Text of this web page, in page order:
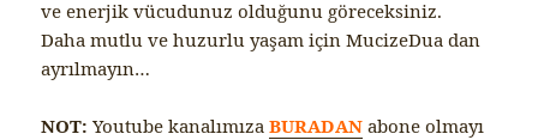
ve enerjik vücudunuz olduğunu göreceksiniz.
Daha mutlu ve huzurlu yaşam için MucizeDua dan
ayrılmayın…
NOT: Youtube kanalımızaBURADAN abone olmayı